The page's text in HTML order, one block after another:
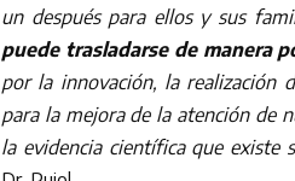
un después para ellos y sus
puede trasladarse de manera
por la innovación, la realización
para la mejora de la atención de
la evidencia científica que existe